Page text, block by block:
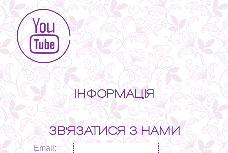
ІНФОРМАЦІЯ
ЗВ'ЯЗАТИСЯ З НАМИ
Email: